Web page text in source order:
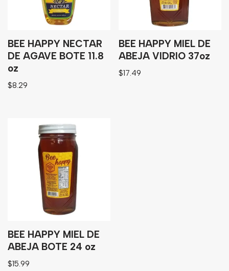
BEE HAPPY NECTAR
DE AGAVE BOTE 11.8
oz
$8.29
BEE HAPPY MIEL DE
ABEJA VIDRIO 37oz
$17.49
BEE HAPPY MIEL DE
ABEJA BOTE 24 oz
$15.99